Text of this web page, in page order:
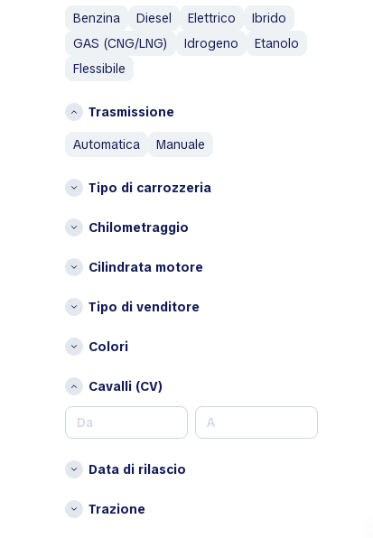
Alfa Romeo
AM General
Austin
Avatr
B
Bentley
Bestune
Bugatti
BYD
Chery
Islanda
Italia
L
Paesi Bassi
Spagna
Altri
Bulgaria
Cipro
Danimarca
Finlandia
Lettonia
Benzina
Diesel Elettrico
Ibrido
GAS (CNG/LNG)
Idrogeno
Etanolo
Flessibile
Trasmissione
automatica
manuale
Tipo di carrozzeria
Chilometraggio
Cilindrata motore
Tipo di venditore
Colori
Cavalli (CV)
Data di rilascio
Trazione